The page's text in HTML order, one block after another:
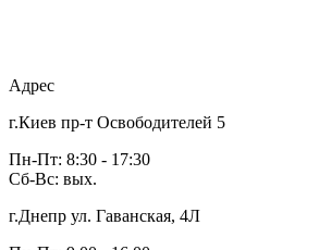
Адрес
г.Киев пр-т Освободителей 5
Пн-Пт: 8:30 - 17:30
Сб-Вс: вых.
г.Днепр ул. Гаванская, 4Л